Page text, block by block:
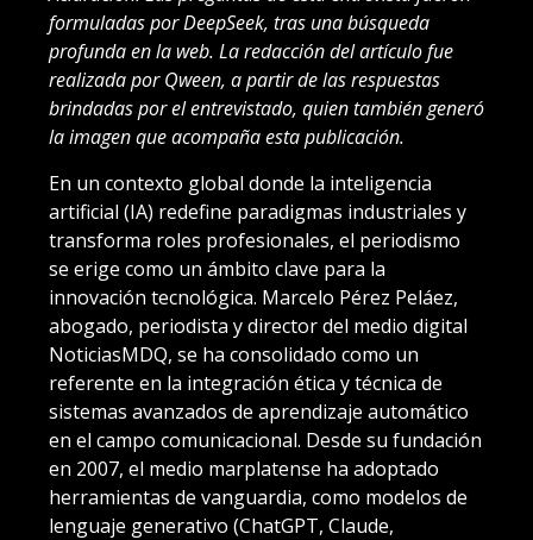
formuladas por DeepSeek, tras una búsqueda
profunda en la web. La redacción del artículo fue
realizada por Qween, a partir de las respuestas
brindadas por el entrevistado, quien también generó
la imagen que acompaña esta publicación.
En un contexto global donde la inteligencia
artificial (IA) redefine paradigmas industriales y
transforma roles profesionales, el periodismo
se erige como un ámbito clave para la
innovación tecnológica. Marcelo Pérez Peláez,
abogado, periodista y director del medio digital
NoticiasMDQ, se ha consolidado como un
referente en la integración ética y técnica de
sistemas avanzados de aprendizaje automático
en el campo comunicacional. Desde su fundación
en 2007, el medio marplatense ha adoptado
herramientas de vanguardia, como modelos de
lenguaje generativo (ChatGPT, Claude,